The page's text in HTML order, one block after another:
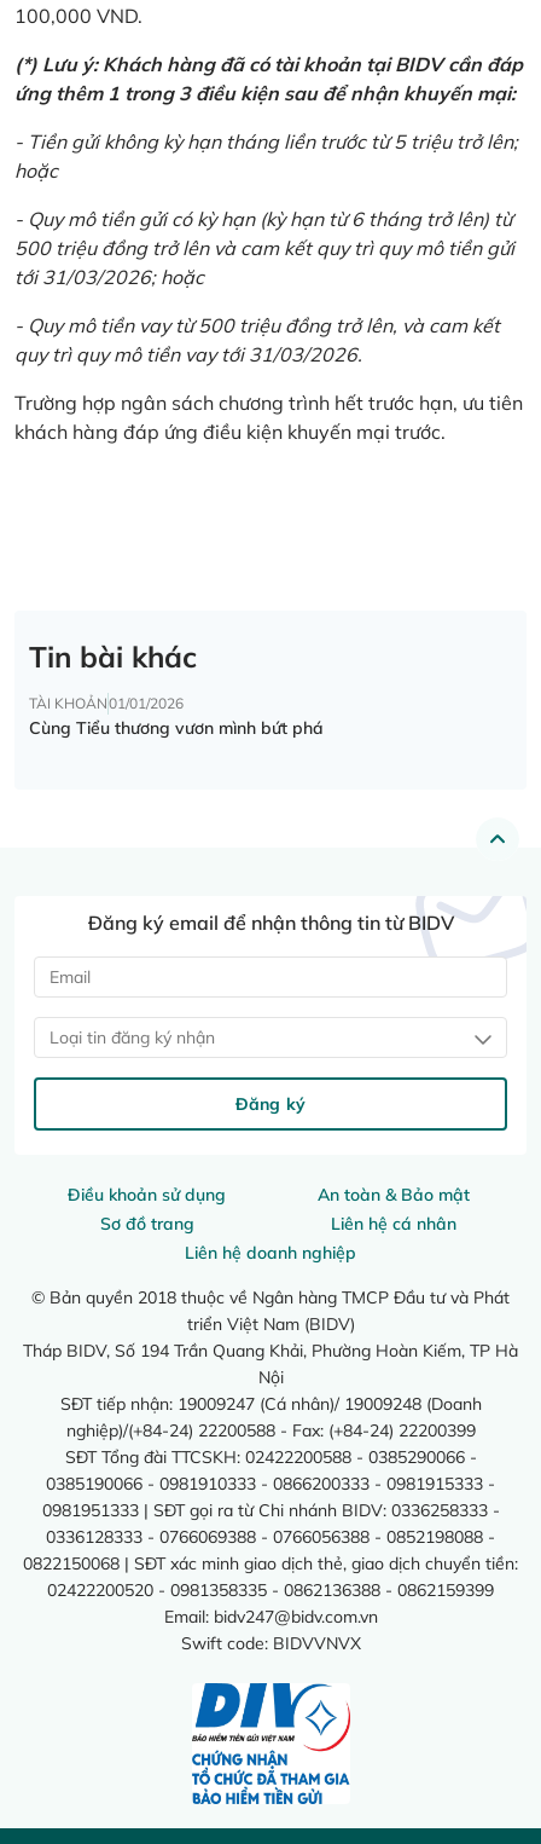
100,000 VND.
(*) Lưu ý: Khách hàng đã có tài khoản tại BIDV cần đáp
ứng thêm 1 trong 3 điều kiện sau để nhận khuyến mại:
- Tiền gửi không kỳ hạn tháng liền trước từ 5 triệu trở lên;
hoặc
- Quy mô tiền gửi có kỳ hạn (kỳ hạn từ 6 tháng trở lên) từ
500 triệu đồng trở lên và cam kết quy trì quy mô tiền gửi
tới 31/03/2026; hoặc
- Quy mô tiền vay từ 500 triệu đồng trở lên, và cam kết
quy trì quy mô tiền vay tới 31/03/2026.
Trường hợp ngân sách chương trình hết trước hạn, ưu tiên
khách hàng đáp ứng điều kiện khuyến mại trước.
Tin bài khác
TÀI KHOẢN01/01/2026
Cùng Tiểu thương vươn mình bứt phá
Điều khoản sử dụng
An toàn & Bảo mật
Sơ đồ trang
Liên hệ cá nhân
Liên hệ doanh nghiệp
© Bản quyền 2018 thuộc về Ngân hàng TMCP Đầu tư và Phát
triển Việt Nam (BIDV)
Tháp BIDV, Số 194 Trần Quang Khải, Phường Hoàn Kiếm, TP Hà
Nội
SĐT tiếp nhận: 19009247 (Cá nhân)/ 19009248 (Doanh
nghiệp)/(+84-24) 22200588 - Fax: (+84-24) 22200399
SĐT Tổng đài TTCSKH: 02422200588 - 0385290066 -
0385190066 - 0981910333 - 0866200333 - 0981915333 -
0981951333 | SĐT gọi ra từ Chi nhánh BIDV: 0336258333 -
0336128333 - 0766069388 - 0766056388 - 0852198088 -
0822150068 | SĐT xác minh giao dịch thẻ, giao dịch chuyển tiền:
02422200520 - 0981358335 - 0862136388 - 0862159399
Email: bidv247@bidv.com.vn
Swift code: BIDVVNVX
Đăng ký email để nhận thông tin từ BIDV
Loại tin đăng ký nhận
Đăng ký